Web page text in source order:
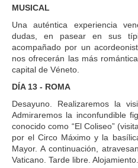
MUSICAL
Una auténtica experiencia
dudas, en pasear en sus
acompañado por un
nos ofrecerán las más
capital de Véneto.
DÍA 13 - ROMA
Desayuno. Realizaremos la
Admiraremos la inconfundible
conocido como “El Coliseo”
por el Circo Máximo y la
Mayor. A continuación,
Vaticano. Tarde libre. Alojamiento.